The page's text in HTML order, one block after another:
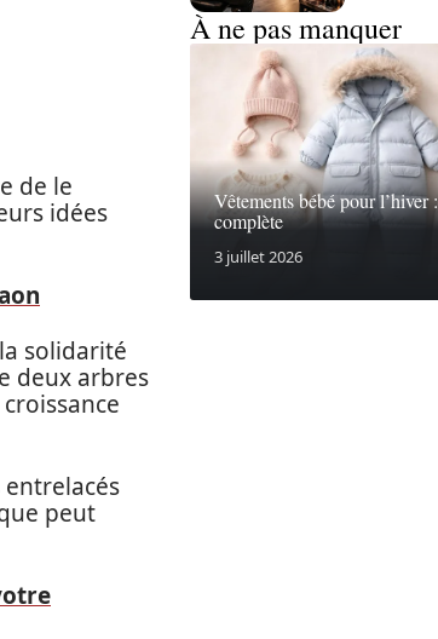
de le
idées
solidarité
deux arbres
peut
À ne pas manquer
Vêtements bébé pour l’hiver
complète
3 juillet 2026